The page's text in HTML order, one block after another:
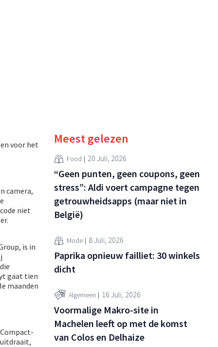
voor het
camera,
niet
is in
gaat tien
maanden
Meest gelezen
Food 20 Juli, 2026
“Geen punten, geen coupons, geen
stress”: Aldi voert campagne tegen
getrouwheidsapps (maar niet in
België)
Mode 8 Juli, 2026
Paprika opnieuw failliet: 30 winkels
dicht
Algemeen 16 Juli, 2026
Voormalige Makro-site in
Machelen leeft op met de komst
van Colos en Delhaize